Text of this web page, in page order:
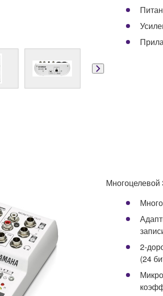
2-
(24